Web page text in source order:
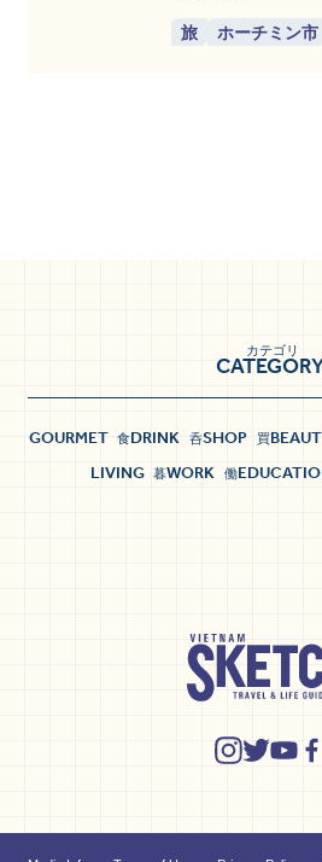
旅 ホーチミン市
カテゴリ
GOURMET 食DRINK 呑SHOP 買
LIVING 暮WORK 働